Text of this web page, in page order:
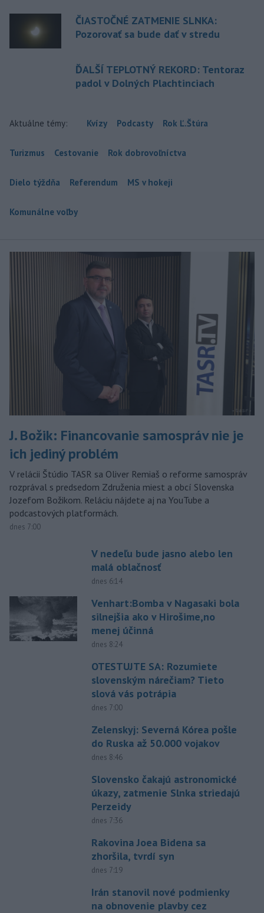
ČIASTOČNÉ ZATMENIE SLNKA:
Pozorovať sa bude dať v stredu
ĎALŠÍ TEPLOTNÝ REKORD: Tentoraz
padol v Dolných Plachtinciach
Aktuálne témy: Kvízy Podcasty Rok Ľ.Štúra
Turizmus Cestovanie Rok dobrovoľníctva
Dielo týždňa Referendum MS v hokeji
Komunálne voľby
J. Božik: Financovanie samospráv nie je
ich jediný problém
V relácii Štúdio TASR sa Oliver Remiaš o reforme samospráv
rozprával s predsedom Združenia miest a obcí Slovenska
Jozefom Božikom. Reláciu nájdete aj na YouTube a
podcastových platformách.
dnes 7:00
V nedeľu bude jasno alebo len
malá oblačnosť
dnes 6:14
Venhart:Bomba v Nagasaki bola
silnejšia ako v Hirošime,no
menej účinná
dnes 8:24
OTESTUJTE SA: Rozumiete
slovenským nárečiam? Tieto
slová vás potrápia
dnes 7:00
Zelenskyj: Severná Kórea pošle
do Ruska až 50.000 vojakov
dnes 8:46
Slovensko čakajú astronomické
úkazy, zatmenie Slnka striedajú
Perzeidy
dnes 7:36
Rakovina Joea Bidena sa
zhoršila, tvrdí syn
dnes 7:19
Irán stanovil nové podmienky
na obnovenie plavby cez